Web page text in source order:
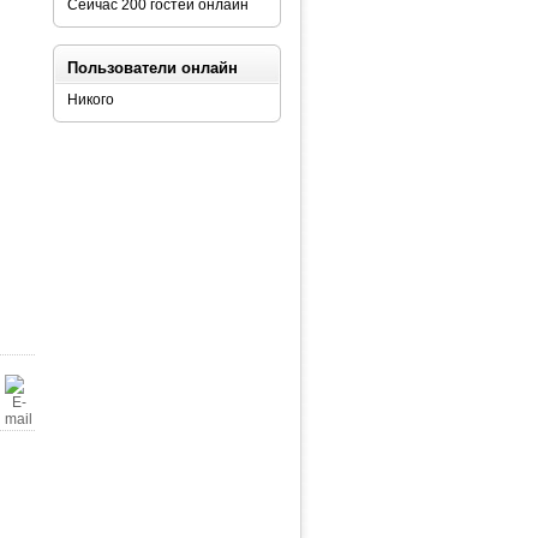
Сейчас 200 гостей онлайн
Пользователи онлайн
Никого